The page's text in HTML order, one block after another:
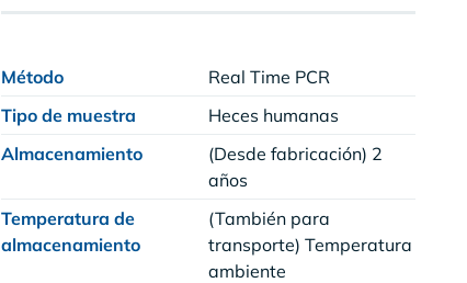
Método
Real Time PCR
Tipo de muestra
Heces humanas
Almacenamiento
(Desde fabricación) 2
años
Temperatura de
almacenamiento
(También para
transporte) Temperatura
ambiente